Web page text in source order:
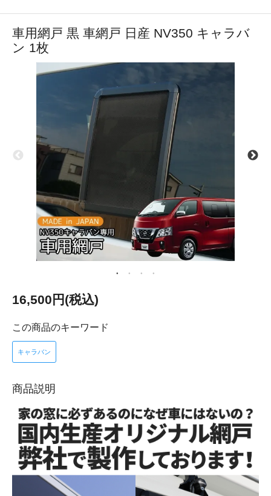
車用網戸 黒 車網戸 日産 NV350 キャラバ
ン 1枚
16,500円(税込)
この商品のキーワード
キャラバン
商品説明